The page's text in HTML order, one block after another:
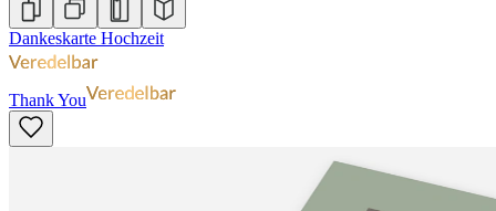
Dankeskarte Hochzeit
Thank You